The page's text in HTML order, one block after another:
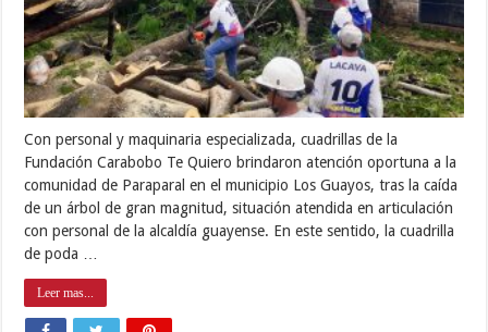
Con personal y maquinaria especializada, cuadrillas de la
Fundación Carabobo Te Quiero brindaron atención oportuna a la
comunidad de Paraparal en el municipio Los Guayos, tras la caída
de un árbol de gran magnitud, situación atendida en articulación
con personal de la alcaldía guayense. En este sentido, la cuadrilla
de poda …
Leer mas...